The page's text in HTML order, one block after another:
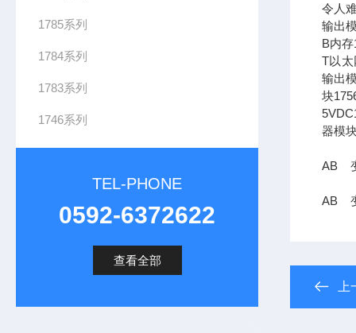
1785系列
1784系列
1783系列
1746系列
TEL-PHONE
0592-6372622
查看全部
令人
输出
B内
T以太
输出
块
器模
AB
AB